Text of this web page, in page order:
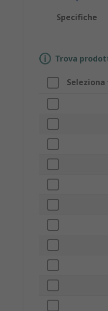
Specifiche
Trova